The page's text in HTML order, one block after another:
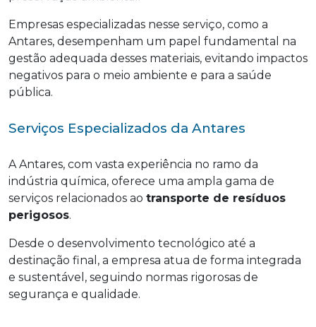
Empresas especializadas nesse serviço, como a
Antares, desempenham um papel fundamental na
gestão adequada desses materiais, evitando impactos
negativos para o meio ambiente e para a saúde
pública.
Serviços Especializados da Antares
A Antares, com vasta experiência no ramo da
indústria química, oferece uma ampla gama de
serviços relacionados ao transporte de resíduos
perigosos.
Desde o desenvolvimento tecnológico até a
destinação final, a empresa atua de forma integrada
e sustentável, seguindo normas rigorosas de
segurança e qualidade.